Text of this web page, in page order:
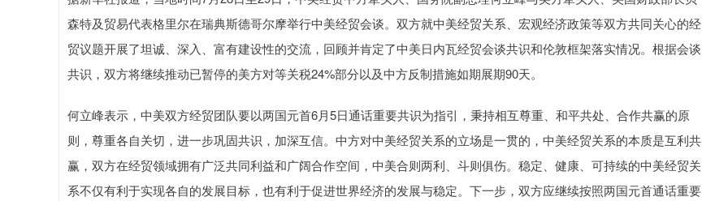
森特及贸易代表格里尔在瑞典斯德哥尔摩举行中美经贸会谈。双方就中美经贸关系、宏观经济政策等双方共同关心的经
贸议题开展了坦诚、深入、富有建设性的交流，回顾并肯定了中美日内瓦经贸会谈共识和伦敦框架落实情况。根据会谈
共识，双方将继续推动已暂停的美方对等关税24%部分以及中方反制措施如期展期90天。
何立峰表示，中美双方经贸团队要以两国元首6月5日通话重要共识为指引，秉持相互尊重、和平共处、合作共赢的原
则，尊重各自关切，进一步巩固共识，加深互信。中方对中美经贸关系的立场是一贯的，中美经贸关系的本质是互利共
赢，双方在经贸领域拥有广泛共同利益和广阔合作空间，中美合则两利、斗则俱伤。稳定、健康、可持续的中美经贸关
系不仅有利于实现各自的发展目标，也有利于促进世界经济的发展与稳定。下一步，双方应继续按照两国元首通话重要